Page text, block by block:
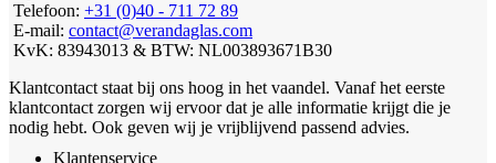
Telefoon: +31 (0)40 - 711 72 89
E-mail: contact@verandaglas.com
KvK: 83943013 & BTW: NL003893671B30
Klantcontact staat bij ons hoog in het vaandel. Vanaf het eerste
klantcontact zorgen wij ervoor dat je alle informatie krijgt die je
nodig hebt. Ook geven wij je vrijblijvend passend advies.
Klantenservice